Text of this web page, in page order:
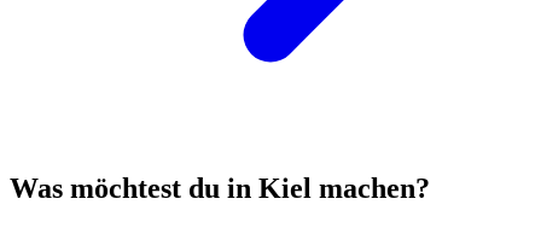
Was möchtest du in Kiel machen?